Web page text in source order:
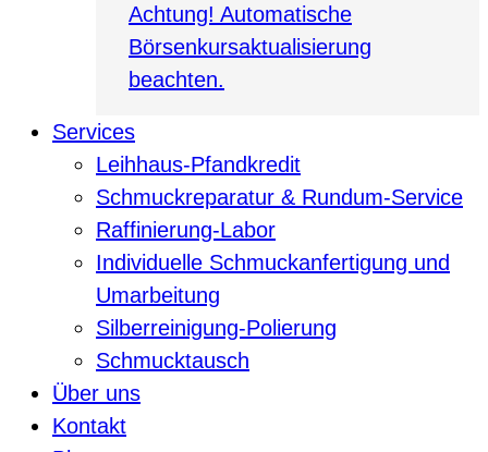
Achtung! Automatische
Börsenkursaktualisierung
beachten.
Services
Leihhaus-Pfandkredit
Schmuckreparatur & Rundum-Service
Raffinierung-Labor
Individuelle Schmuckanfertigung und
Umarbeitung
Silberreinigung-Polierung
Schmucktausch
Über uns
Kontakt